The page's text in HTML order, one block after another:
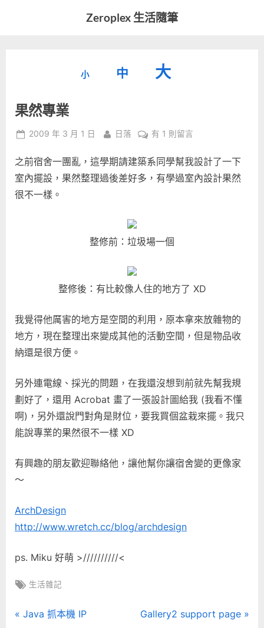
Zeroplex 生活隨筆
發
事
小
小。
中
重
型
大
小。
大
字
型
大
果然專業
Posted
2009 年 3 月 1 日 By
日落
在
然
專
有 1 則留言
之前宿舍一團亂，這學期請建築系同學幫我設計了一下
室內擺設，果然整理過後差好多，有學過室內設計果然
很不一樣。
整修前：垃圾場一個
整修後：有比較像人住的地方了 XD
我覺得他厲害的地方是空間的利用，原本拿來放雜物的
地方，現在整理出來變成其他的活動空間，但是物品收
納還是很方便。
另外連電線、採光的問題，在我還沒想到前就先幫我規
劃好了，還用 Acrobat 畫了一張設計圖給我 (我看不懂
啊)，另外還說門對角是財位，要我買個盆栽來擺。我只
能說專業的果然很不一樣 XD
有興趣的朋友歡迎聯絡他，讓他幫你讓宿舍變的更像家
～
ArchDesign
http://www.wretch.cc/blog/archdesign
ps. Miku 好萌 >//////////<
Tags:
生活雜記
文
P
Java 抓本機 IP
N
Gallery2 support page